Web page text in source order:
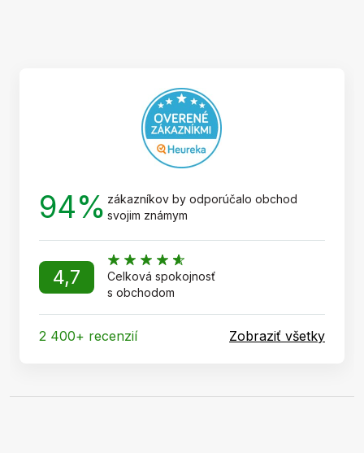
94% zákazníkov by odporúčalo obchod
svojim známym
4,7
Celková spokojnosť
s obchodom
2 400+ recenzií Zobraziť všetky